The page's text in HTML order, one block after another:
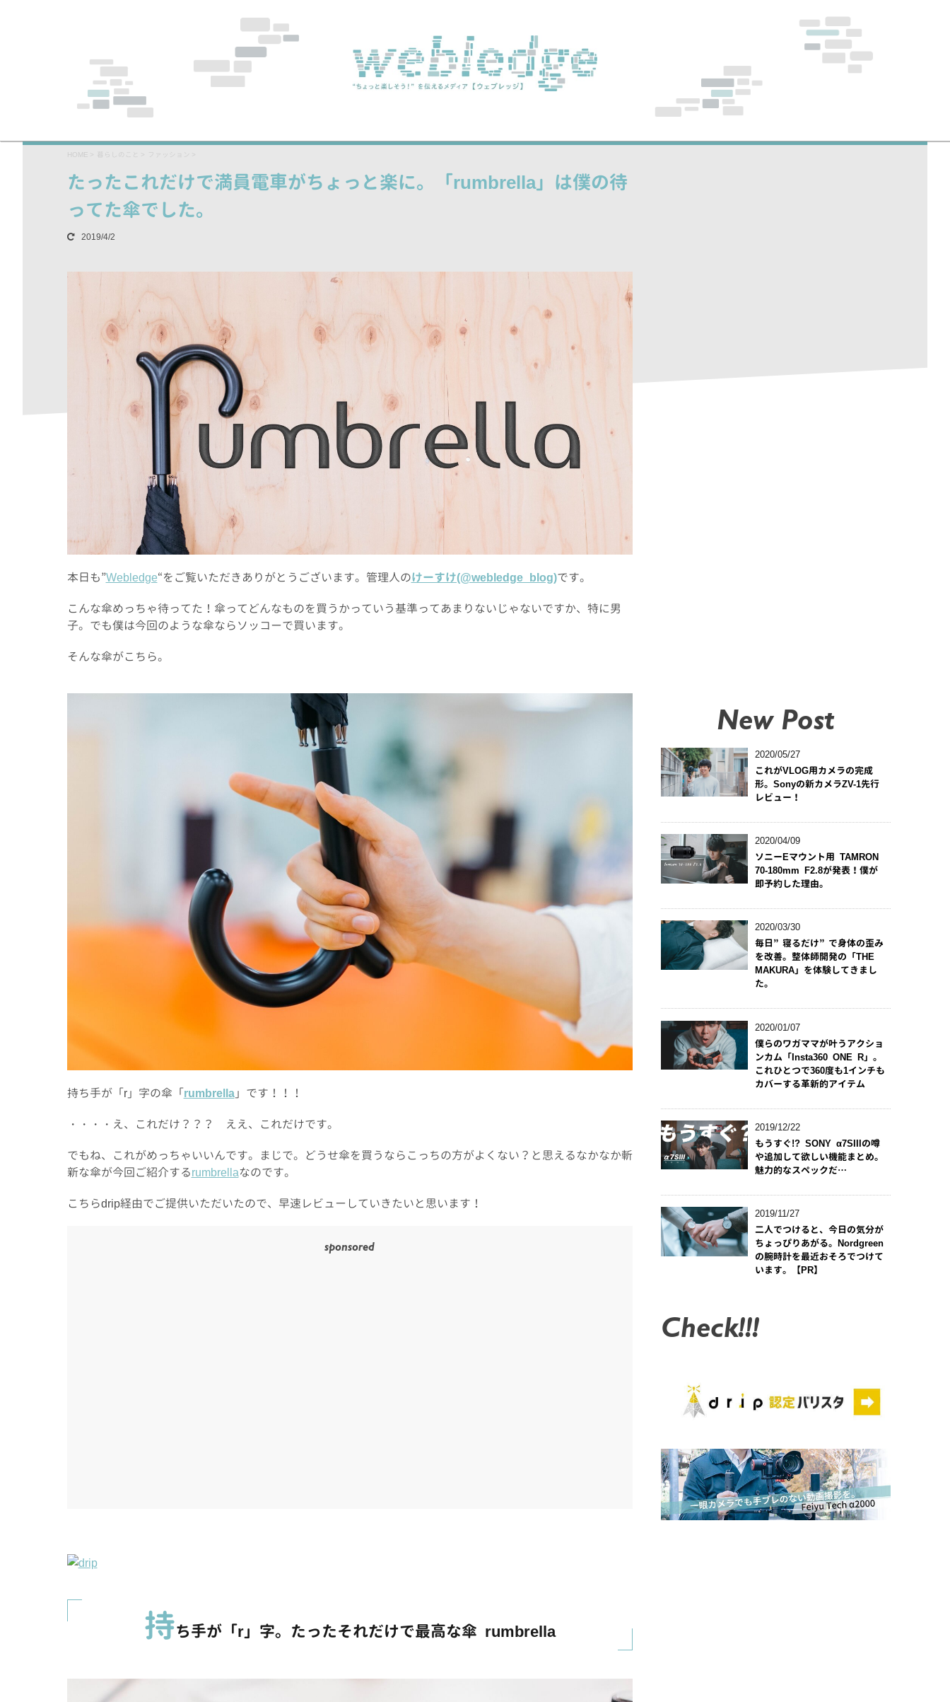
HOME 暮らしのこと ファッション
たったこれだけで満員電車がちょっと楽に。「rumbrella」は僕の待
ってた傘でした。
2019/4/2
本日も”Webledge“をご覧いただきありがとうございます。管理人のけーすけ(@webledge_blog)です。
こんな傘めっちゃ待ってた！傘ってどんなものを買うかっていう基準ってあまりないじゃないですか、特に男
子。でも僕は今回のような傘ならソッコーで買います。
そんな傘がこちら。
持ち手が「r」字の傘「rumbrella」です！！！
・・・・え、これだけ？？？ ええ、これだけです。
でもね、これがめっちゃいいんです。まじで。どうせ傘を買うならこっちの方がよくない？と思えるなかなか斬
新な傘が今回ご紹介するrumbrellaなのです。
こちらdrip経由でご提供いただいたので、早速レビューしていきたいと思います！
sponsored
持ち手が「r」字。たったそれだけで最高な傘 rumbrella
New Post
2020/05/27
これがVLOG用カメラの完成
形。Sonyの新カメラZV-1先行
レビュー！
2020/04/09
ソニーEマウント用 TAMRON
70-180mm F2.8が発表！僕が
即予約した理由。
2020/03/30
毎日”寝るだけ”で身体の歪み
を改善。整体師開発の「THE
MAKURA」を体験してきまし
た。
2020/01/07
僕らのワガママが叶うアクショ
ンカム「Insta360 ONE R」。
これひとつで360度も1インチも
カバーする革新的アイテム
2019/12/22
もうすぐ!? SONY α7SIIIの噂
や追加して欲しい機能まとめ。
魅力的なスペックだ…
2019/11/27
二人でつけると、今日の気分が
ちょっぴりあがる。Nordgreen
の腕時計を最近おそろでつけて
います。【PR】
Check!!!